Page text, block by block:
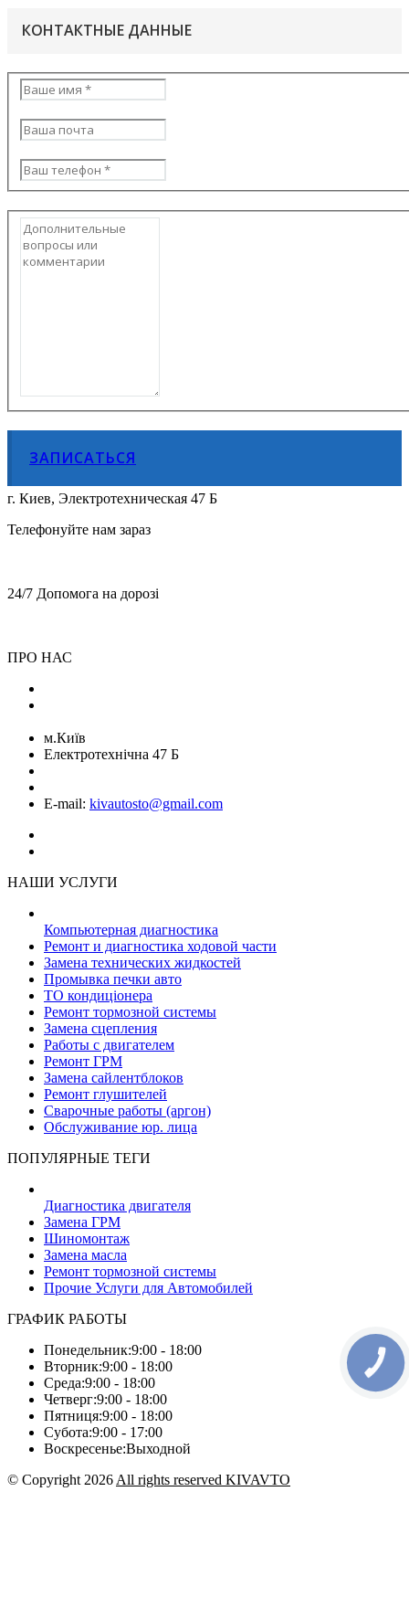
КОНТАКТНЫЕ ДАННЫЕ
ЗАПИСАТЬСЯ
г. Киев, Электротехническая 47 Б
Телефонуйте нам зараз
24/7 Допомога на дорозі
ПРО НАС
м.Київ
Електротехнічна 47 Б
E-mail: kivautosto@gmail.com
НАШИ УСЛУГИ
Компьютерная диагностика
Ремонт и диагностика ходовой части
Замена технических жидкостей
Промывка печки авто
ТО кондиціонера
Ремонт тормозной системы
Замена сцепления
Работы с двигателем
Ремонт ГРМ
Замена сайлентблоков
Ремонт глушителей
Сварочные работы (аргон)
Обслуживание юр. лица
ПОПУЛЯРНЫЕ ТЕГИ
Диагностика двигателя
Замена ГРМ
Шиномонтаж
Замена масла
Ремонт тормозной системы
Прочие Услуги для Автомобилей
ГРАФИК РАБОТЫ
Понедельник:9:00 - 18:00
Вторник:9:00 - 18:00
Среда:9:00 - 18:00
Четверг:9:00 - 18:00
Пятниця:9:00 - 18:00
Субота:9:00 - 17:00
Воскресенье:Выходной
© Copyright 2026 All rights reserved KIVAVTO
КНОПКА
ЗВ'ЯЗКУ